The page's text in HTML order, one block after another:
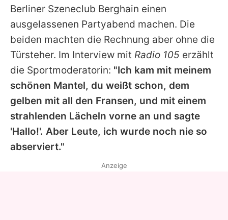
Utiq verwalten
Berliner Szeneclub Berghain einen
ausgelassenen Partyabend machen. Die
beiden machten die Rechnung aber ohne die
Türsteher. Im Interview mit Radio 105 erzählt
die Sportmoderatorin: "Ich kam mit meinem
schönen Mantel, du weißt schon, dem
gelben mit all den Fransen, und mit einem
strahlenden Lächeln vorne an und sagte
'Hallo!'. Aber Leute, ich wurde noch nie so
abserviert."
Anzeige